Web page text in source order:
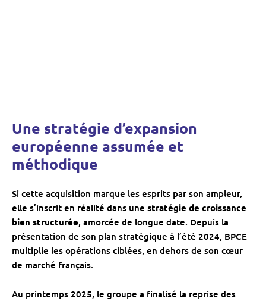
Une stratégie d’expansion
européenne assumée et
méthodique
Si cette acquisition marque les esprits par son ampleur,
elle s’inscrit en réalité dans une stratégie de croissance
bien structurée, amorcée de longue date. Depuis la
présentation de son plan stratégique à l’été 2024, BPCE
multiplie les opérations ciblées, en dehors de son cœur
de marché français.
Au printemps 2025, le groupe a finalisé la reprise des